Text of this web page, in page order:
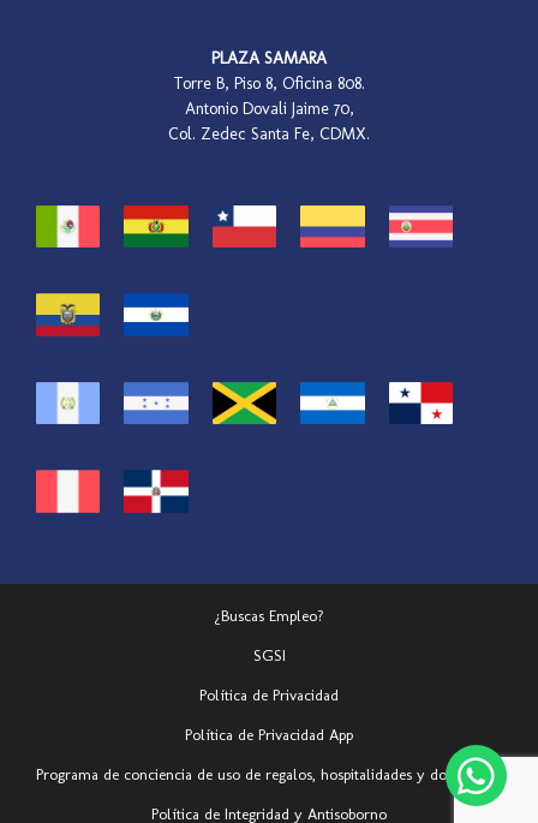
PLAZA SAMARA
Torre B, Piso 8, Oficina 808.
Antonio Dovali Jaime 70,
Col. Zedec Santa Fe, CDMX.
¿Buscas Empleo?
SGSI
Política de Privacidad
Política de Privacidad App
Programa de conciencia de uso de regalos, hospitalidades y donaciones
Política de Integridad y Antisoborno